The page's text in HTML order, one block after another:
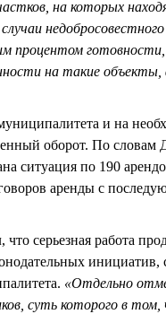
на которых
процентом готовности,
на такие
и на
оборот. По
ситуация по 190
аренды с
серьезная работа
инициатив,
«Отдельно
суть которого в